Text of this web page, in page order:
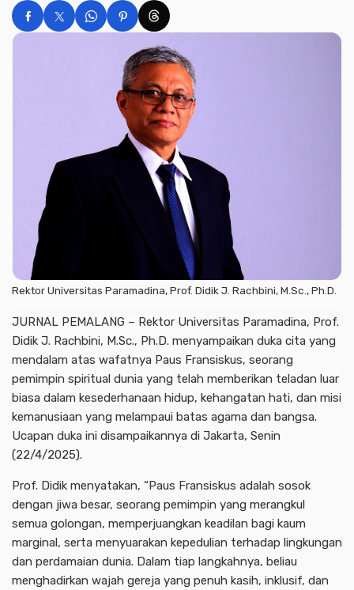
Rektor Universitas Paramadina, Prof. Didik J. Rachbini, M.Sc., Ph.D.
JURNAL PEMALANG – Rektor Universitas Paramadina, Prof.
Didik J. Rachbini, M.Sc., Ph.D. menyampaikan duka cita yang
mendalam atas wafatnya Paus Fransiskus, seorang
pemimpin spiritual dunia yang telah memberikan teladan luar
biasa dalam kesederhanaan hidup, kehangatan hati, dan misi
kemanusiaan yang melampaui batas agama dan bangsa.
Ucapan duka ini disampaikannya di Jakarta, Senin
(22/4/2025).
Prof. Didik menyatakan, “Paus Fransiskus adalah sosok
dengan jiwa besar, seorang pemimpin yang merangkul
semua golongan, memperjuangkan keadilan bagi kaum
marginal, serta menyuarakan kepedulian terhadap lingkungan
dan perdamaian dunia. Dalam tiap langkahnya, beliau
menghadirkan wajah gereja yang penuh kasih, inklusif, dan